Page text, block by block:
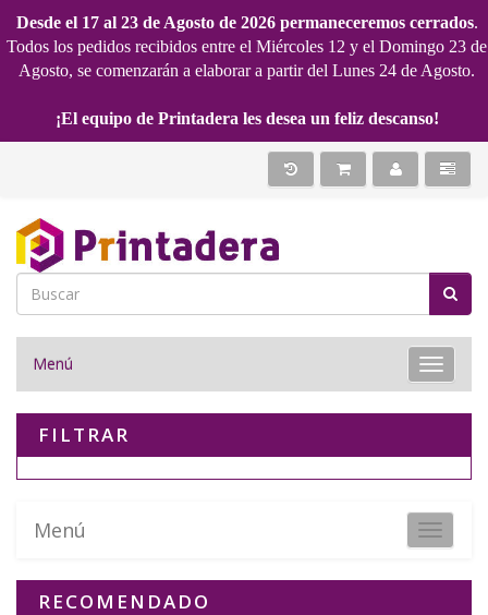
Desde el 17 al 23 de Agosto de 2026 permaneceremos cerrados.
Todos los pedidos recibidos entre el Miércoles 12 y el Domingo 23 de
Agosto, se comenzarán a elaborar a partir del Lunes 24 de Agosto.
¡El equipo de Printadera les desea un feliz descanso!
Toggle
Menú
FILTRAR
Toggle
Menú
RECOMENDADO